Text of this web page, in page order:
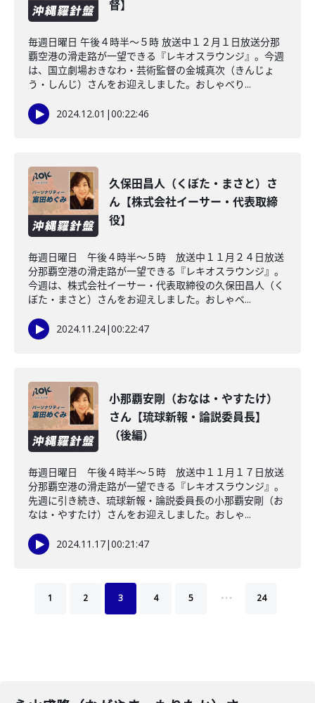
督】
毎週日曜日 午後４時半～５時 放送中１２月１日放送分那
覇空港の滑走路が一望できる『レキオスラウンジ』。今週
は、国立劇場おきなわ・芸術監督の金城真次（きんじょ
う・しんじ）さんをお迎えしました。おしゃべり...
2024.12.01 |00:22:46
久保田昌人（くぼた・まさと）さ
ん【株式会社イーサー・代表取締
役】
毎週日曜日 午後４時半～５時 放送中１１月２４日放送
分那覇空港の滑走路が一望できる『レキオスラウンジ』。
今週は、株式会社イーサー・代表取締役の久保田昌人（く
ぼた・まさと）さんをお迎えしました。おしゃべ...
2024.11.24|00:22:47
小那覇安剛（おなは・やすたけ）
さん【琉球新報・論説委員長】
（後編）
毎週日曜日 午後４時半～５時 放送中１１月１７日放送
分那覇空港の滑走路が一望できる『レキオスラウンジ』。
先週に引き続き、琉球新報・論説委員長の小那覇安剛（お
なは・やすたけ）さんをお迎えしました。おしゃ...
2024.11.17|00:21:47
1 2 3 4 5 … 24